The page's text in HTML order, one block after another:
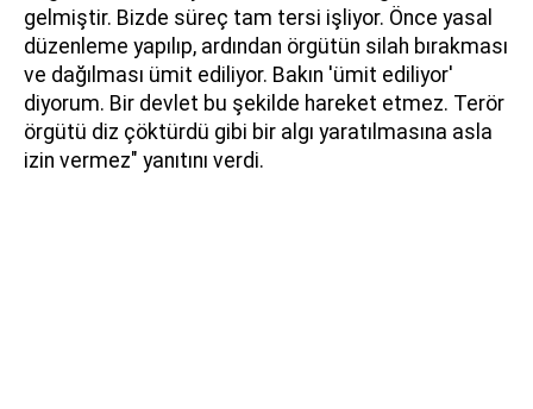
gelmiştir. Bizde süreç tam tersi işliyor. Önce yasal
düzenleme yapılıp, ardından örgütün silah bırakması
ve dağılması ümit ediliyor. Bakın 'ümit ediliyor'
diyorum. Bir devlet bu şekilde hareket etmez. Terör
örgütü diz çöktürdü gibi bir algı yaratılmasına asla
izin vermez" yanıtını verdi.